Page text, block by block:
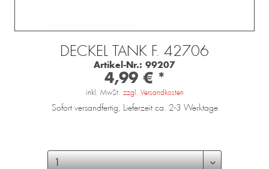
DECKEL TANK F. 42706
Artikel-Nr.: 99207
4,99 € *
inkl. MwSt. zzgl. Versandkosten
Sofort versandfertig, Lieferzeit ca. 2-3 Werktage